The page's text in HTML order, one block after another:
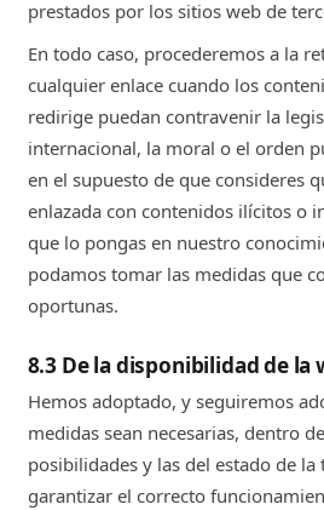
prestados por los sitios web de
En todo caso, procederemos a la
cualquier enlace cuando los
redirige puedan contravenir la
internacional, la moral o el orden
en el supuesto de que consideres
enlazada con contenidos ilícitos o
que lo pongas en nuestro
podamos tomar las medidas que
oportunas.
8.3 De la disponibilidad de la
Hemos adoptado, y seguiremos
medidas sean necesarias, dentro
posibilidades y las del estado de la
garantizar el correcto